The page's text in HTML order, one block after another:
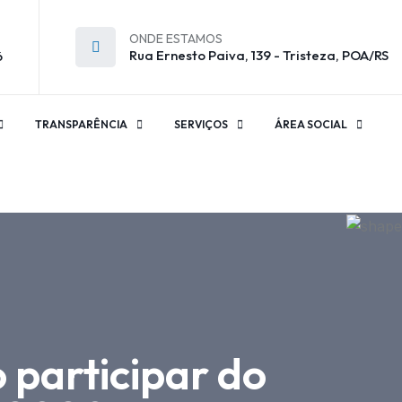
ONDE ESTAMOS
Rua Ernesto Paiva, 139 - Tristeza, POA/RS
TRANSPARÊNCIA SERVIÇOS ÁREA SOCIAL
participar do